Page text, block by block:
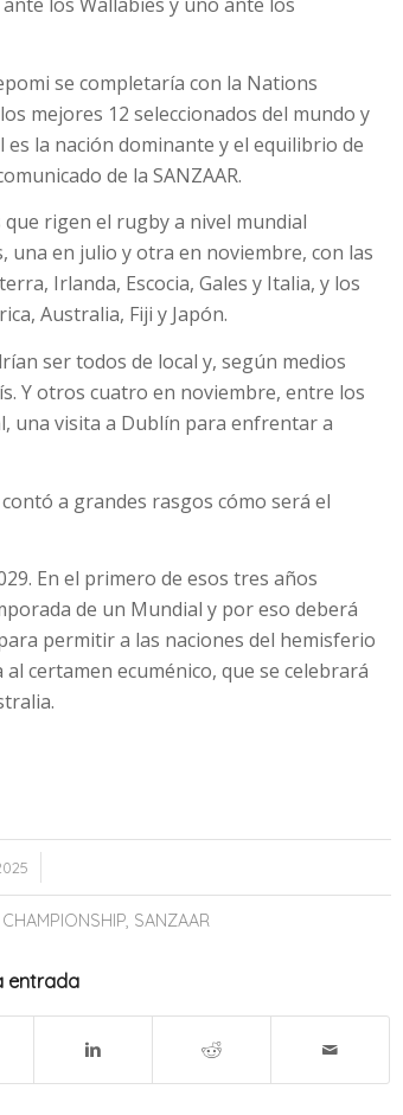
se completaría con la Nations
mejores 12 seleccionados del mundo y
la nación dominante y el equilibrio de
de la SANZAAR.
rigen el rugby a nivel mundial
una en julio y otra en noviembre, con las
Irlanda, Escocia, Gales y Italia, y los
Australia, Fiji y Japón.
ser todos de local y, según medios
Y otros cuatro en noviembre, entre los
una visita a Dublín para enfrentar a
a grandes rasgos cómo será el
En el primero de esos tres años
de un Mundial y por eso deberá
permitir a las naciones del hemisferio
certamen ecuménico, que se celebrará
, SANZAAR
entrada